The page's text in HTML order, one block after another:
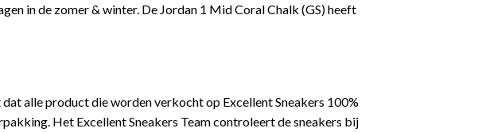
in de zomer & winter. De Jordan 1 Mid Coral Chalk (GS) heeft
alle product die worden verkocht op Excellent Sneakers 100%
Het Excellent Sneakers Team controleert de sneakers bij